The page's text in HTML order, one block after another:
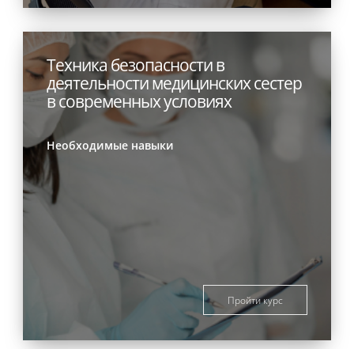
Техника безопасности в
деятельности медицинских сестер
в современных условиях
Необходимые навыки
Пройти курс